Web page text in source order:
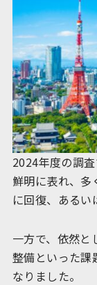
2024年度の調
鮮明に表れ、
に回復、あるい
一方で、依然と
整備といった課
なりました。